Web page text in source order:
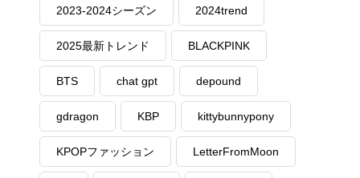
2023-2024シーズン 2024trend
2025最新トレンド BLACKPINK
BTS chat gpt depound
gdragon KBP kittybunnypony
KPOPファッション LetterFromMoon